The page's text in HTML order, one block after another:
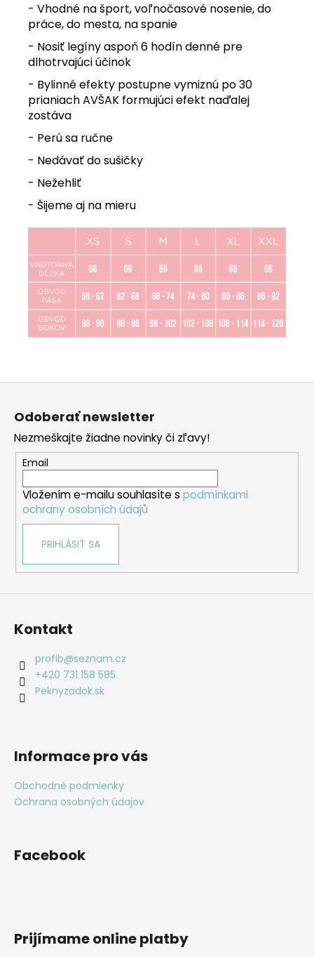
- Vhodné na šport, voľnočasové nosenie, do
práce, do mesta, na spanie
- Nosiť legíny aspoň 6 hodín denné pre
dlhotrvajúci účinok
- Bylinné efekty postupne vymiznú po 30
prianiach AVŠAK formujúci efekt naďalej
zostáva
- Perú sa ručne
- Nedávať do sušičky
- Nežehliť
- Šijeme aj na mieru
Odoberať newsletter
Nezmeškajte žiadne novinky či zľavy!
Email
Vložením e-mailu souhlasíte s podmínkami
ochrany osobních údajů
PRIHLÁSIŤ SA
Kontakt
profib@seznam.cz
+420 731 158 585
Peknyzadok.sk
Informace pro vás
Obchodné podmienky
Ochrana osobných údajov
Facebook
Prijímame online platby